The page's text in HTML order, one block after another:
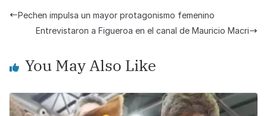
e
b
o
k
s
A
p
y
Li
k
e
Pechen impulsa un mayor protagonismo femenino
Entrevistaron a Figueroa en el canal de Mauricio Macri
You May Also Like